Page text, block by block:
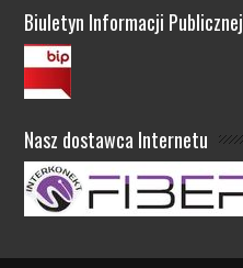
Biuletyn Informacji Publicznej
Nasz dostawca Internetu